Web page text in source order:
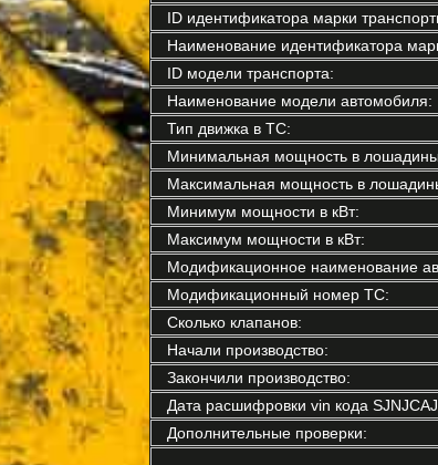
ID идентификатора марки
Наименование идентификатора
ID модели транспорта:
Наименование модели автомобиля:
Тип движка в ТС:
Минимальная мощность в
Максимальная мощность в
Минимум мощности в кВт:
Максимум мощности в кВт:
Модификационное наименование
Модификационный номер ТС:
Сколько клапанов:
Начали производство:
Закончили производство:
Дата расшифровки vin кода
Дополнительные проверки: